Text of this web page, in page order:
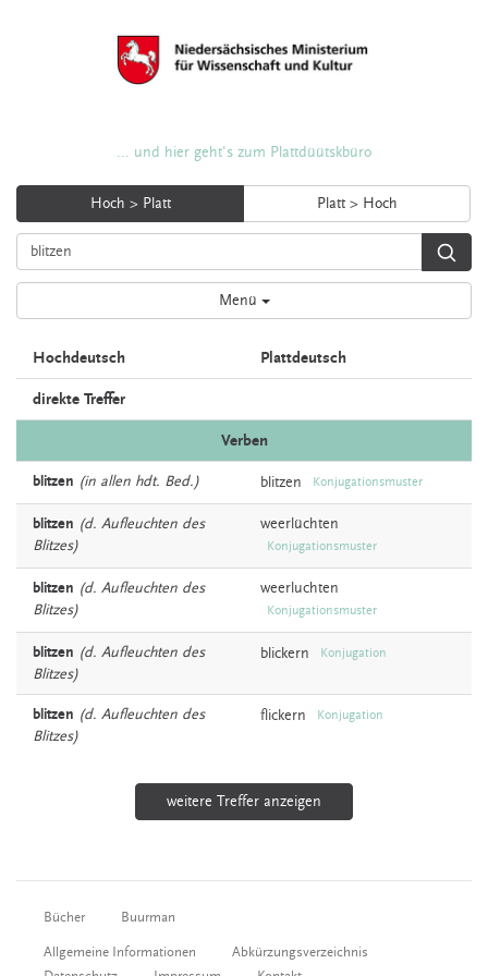
... und hier geht's zum Plattdüütskbüro
Hoch > Platt Platt > Hoch
Menü
Hochdeutsch Plattdeutsch
direkte Treffer
Verben
blitzen (in allen hdt. Bed.) blitzen Konjugationsmuster
blitzen (d. Aufleuchten des
Blitzes)
weerlüchten
Konjugationsmuster
blitzen (d. Aufleuchten des
Blitzes)
weerluchten
Konjugationsmuster
blitzen (d. Aufleuchten des
Blitzes)
blickern Konjugation
blitzen (d. Aufleuchten des
Blitzes)
flickern Konjugation
weitere Treffer anzeigen
Bücher Buurman
Allgemeine Informationen
Abkürzungsverzeichnis